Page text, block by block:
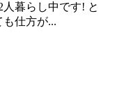
暮らし中です! と
仕方が...